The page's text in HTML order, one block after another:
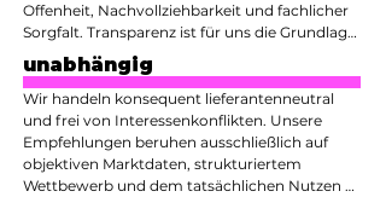
Offenheit, Nachvollziehbarkeit und fachlicher
Sorgfalt. Transparenz ist für uns die Grundlage
fundierter, wirtschaftlicher und nachhaltiger
Entscheidungen.
unabhängig
Wir handeln konsequent lieferantenneutral
und frei von Interessenkonflikten. Unsere
Empfehlungen beruhen ausschließlich auf
objektiven Marktdaten, strukturiertem
Wettbewerb und dem tatsächlichen Nutzen